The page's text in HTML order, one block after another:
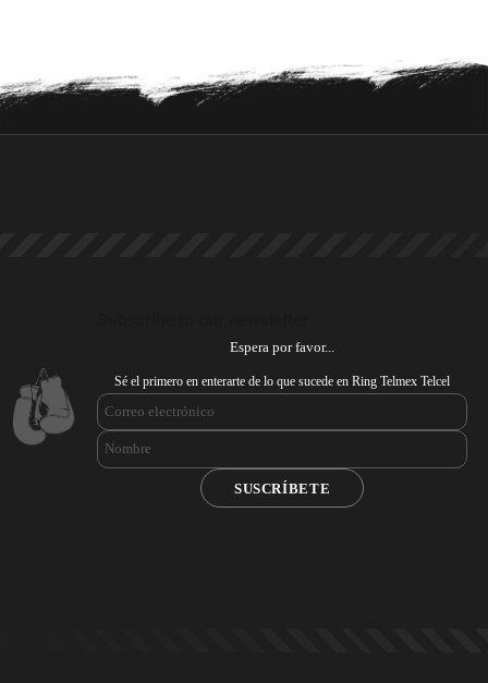
Espera por favor...
Sé el primero en enterarte de lo que sucede en Ring Telmex Telcel